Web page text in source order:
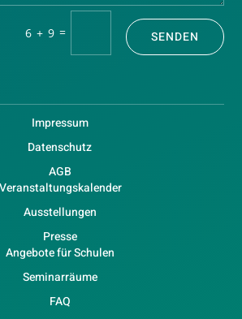
6 + 9 = SENDEN
Impressum
Datenschutz
AGB
Veranstaltungskalender
Ausstellungen
Presse
Angebote für Schulen
Seminarräume
FAQ